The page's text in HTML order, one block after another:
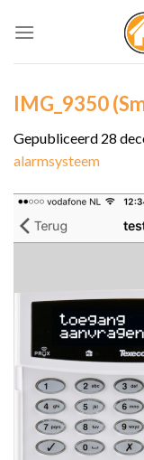
IMG_9350
Gepubliceerd 28
alarmsysteem